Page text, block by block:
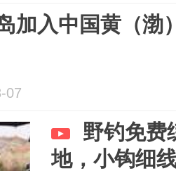
加入中国黄（渤
07
野钓免费
地，小钩细